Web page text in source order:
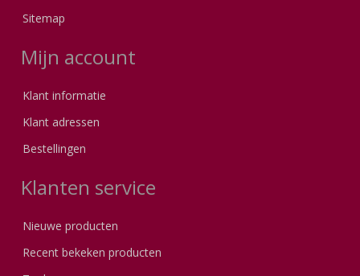
Sitemap
Mijn account
Klant informatie
Klant adressen
Bestellingen
Klanten service
Nieuwe producten
Recent bekeken producten